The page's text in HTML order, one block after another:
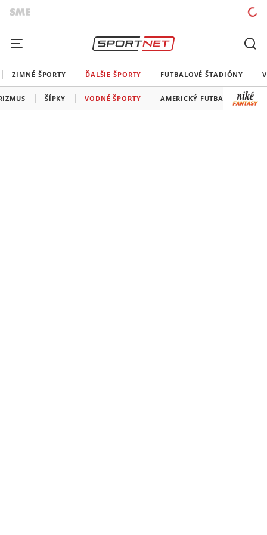
ZIMNÉ ŠPORTY ĎALŠIE ŠPORTY FUTBALOVÉ ŠTADIÓNY
ŠÍPKY VODNÉ ŠPORTY AMERICKÝ FUTBAL